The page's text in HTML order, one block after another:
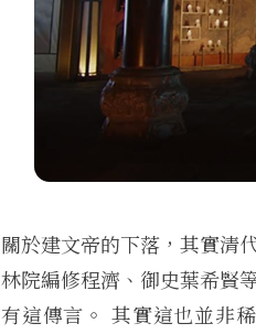
關於建文帝的下落，其實清
林院編修程濟、御史葉希賢
有這傳言。 其實這也並非